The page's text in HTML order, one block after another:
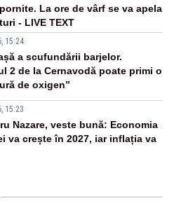
La ore de vârf se va apela
- LIVE TEXT
15:24
a scufundării barjelor.
2 de la Cernavodă poate primi o
de oxigen”
15:23
Nazare, veste bună: Economia
va crește în 2027, iar inflația va